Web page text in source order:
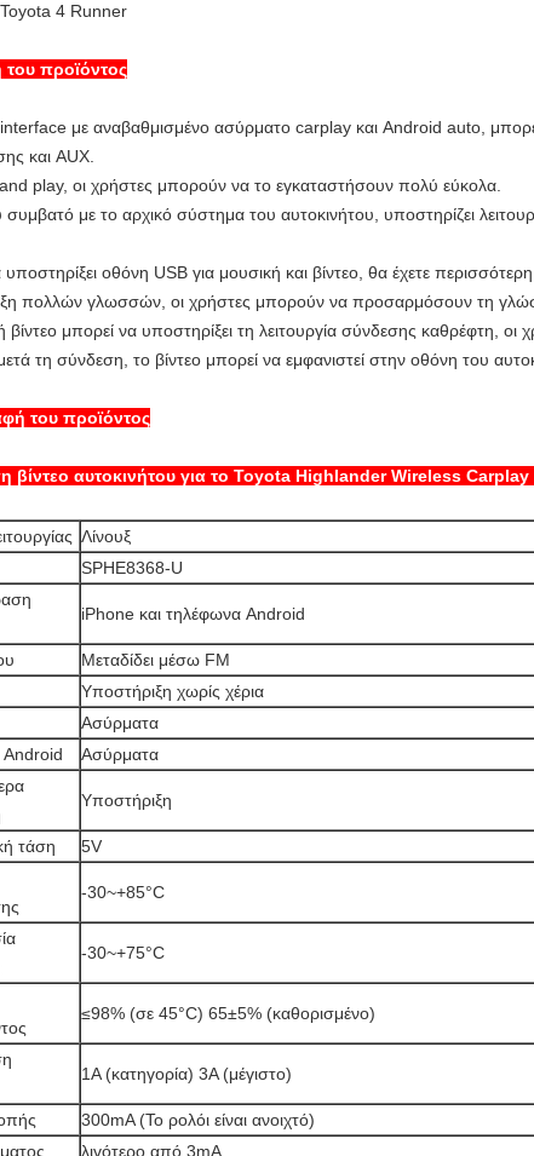
4 Runner
του προϊόντος
με αναβαθμισμένο ασύρματο carplay και Android auto,
και AUX.
and play, οι χρήστες μπορούν να το εγκαταστήσουν πολύ εύκολα.
με το αρχικό σύστημα του αυτοκινήτου, υποστηρίζει
οθόνη USB για μουσική και βίντεο, θα έχετε περισσότερη
πολλών γλωσσών, οι χρήστες μπορούν να προσαρμόσουν τη
μπορεί να υποστηρίξει τη λειτουργία σύνδεσης καθρέφτη,
τη σύνδεση, το βίντεο μπορεί να εμφανιστεί στην οθόνη του
του προϊόντος
βίντεο αυτοκινήτου για το Toyota Highlander Wireless
Λίνουξ
SPHE8368-U
iPhone και τηλέφωνα Android
Μεταδίδει μέσω FM
Υποστήριξη χωρίς χέρια
Ασύρματα
Android
Ασύρματα
Υποστήριξη
τάση
5V
-30~+85°C
-30~+75°C
≤98% (σε 45°C) 65±5% (καθορισμένο)
1A (κατηγορία) 3A (μέγιστο)
300mA (Το ρολόι είναι ανοιχτό)
λιγότερο από 3mA